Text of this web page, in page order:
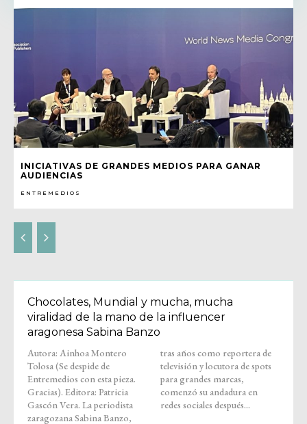
INICIATIVAS DE GRANDES MEDIOS PARA GANAR
AUDIENCIAS
ENTREMEDIOS
Chocolates, Mundial y mucha, mucha
viralidad de la mano de la influencer
aragonesa Sabina Banzo
Autora: Ainhoa Montero
Tolosa (Se despide de
Entremedios con esta pieza.
Gracias). Editora: Patricia
Gascón Vera. La periodista
zaragozana Sabina Banzo,
tras años como reportera de
televisión y locutora de spots
para grandes marcas,
comenzó su andadura en
redes sociales después...